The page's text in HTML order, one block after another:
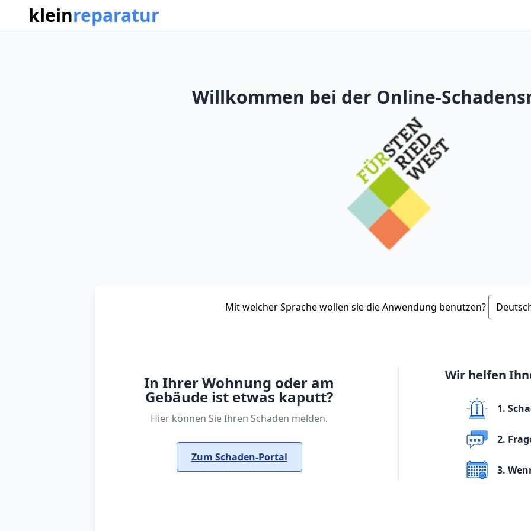
kleinreparatur
Willkommen bei der Online-
Mit welcher Sprache wollen sie die Anwendung benutzen?
In Ihrer Wohnung oder am
Gebäude ist etwas kaputt?
Hier können Sie Ihren Schaden melden.
Zum Schaden-Portal
Wir helfen
1.
2.
3.